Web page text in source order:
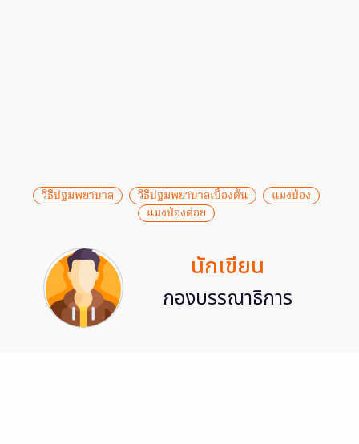
วิธีปฐมพยาบาล วิธีปฐมพยาบาลเบื้องต้น
แมงป่อง
แมงป่องต่อย
นักเขียน
กองบรรณาธิการ